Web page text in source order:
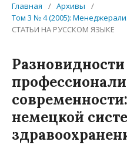
Главная / Архивы
/
Том 3 № 4 (2005):
СТАТЬИ НА РУССКОМ ЯЗЫКЕ
Разновидности
немецкой